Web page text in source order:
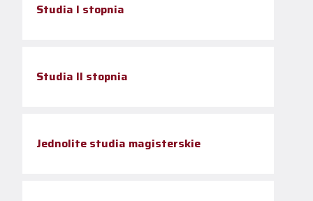
Studia I stopnia
Studia II stopnia
Jednolite studia magisterskie